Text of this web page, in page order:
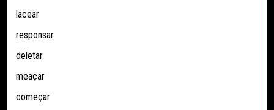
lacear
responsar
deletar
meaçar
começar